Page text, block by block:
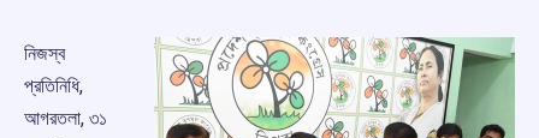
নিজস্ব
প্রতিনিধি,
আগরতলা, ৩১